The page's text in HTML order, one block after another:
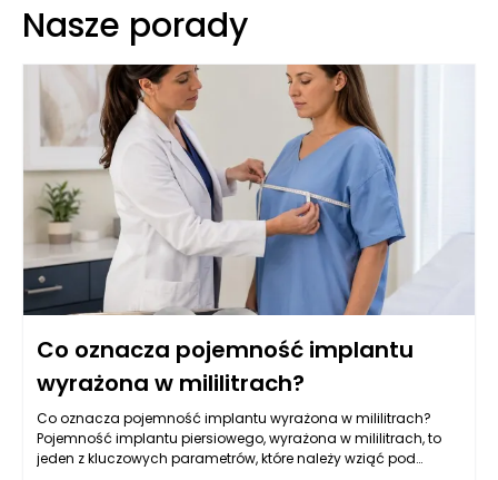
Nasze porady
Co oznacza pojemność implantu
wyrażona w mililitrach?
Co oznacza pojemność implantu wyrażona w mililitrach?
Pojemność implantu piersiowego, wyrażona w mililitrach, to
jeden z kluczowych parametrów, które należy wziąć pod